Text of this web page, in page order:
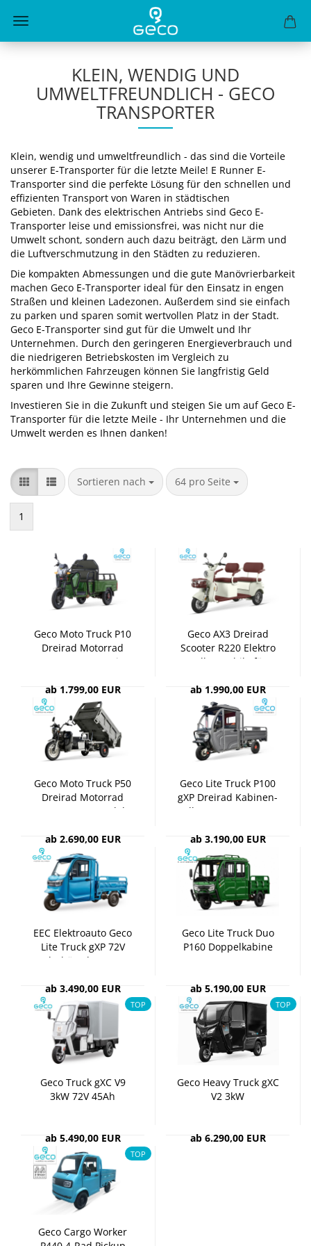
KLEIN, WENDIG UND
UMWELTFREUNDLICH - GECO
TRANSPORTER
Klein, wendig und umweltfreundlich - das sind die Vorteile
unserer E-Transporter für die letzte Meile! E Runner E-
Transporter sind die perfekte Lösung für den schnellen und
effizienten Transport von Waren in städtischen
Gebieten. Dank des elektrischen Antriebs sind Geco E-
Transporter leise und emissionsfrei, was nicht nur die
Umwelt schont, sondern auch dazu beiträgt, den Lärm und
die Luftverschmutzung in den Städten zu reduzieren.
Die kompakten Abmessungen und die gute Manövrierbarkeit
machen Geco E-Transporter ideal für den Einsatz in engen
Straßen und kleinen Ladezonen. Außerdem sind sie einfach
zu parken und sparen somit wertvollen Platz in der Stadt.
Geco E-Transporter sind gut für die Umwelt und Ihr
Unternehmen. Durch den geringeren Energieverbrauch und
die niedrigeren Betriebskosten im Vergleich zu
herkömmlichen Fahrzeugen können Sie langfristig Geld
sparen und Ihre Gewinne steigern.
Investieren Sie in die Zukunft und steigen Sie um auf Geco E-
Transporter für die letzte Meile - Ihr Unternehmen und die
Umwelt werden es Ihnen danken!
Sortieren nach
Sortieren nach 64 pro Seite
pro Seite
1
Geco Moto Truck P10
Drei­rad Mo­tor­rad
Cargo TUK TUK Kip­
ab 1.799,00 EUR
Geco AX3 Drei­rad
Scoo­ter R220 Elek­tro
Rol­ler Mo­bi­le für
ab 1.990,00 EUR
Geco Moto Truck P50
Drei­rad Mo­tor­rad
Cargo TUK TUK Elek­
3000W
ab 2.690,00 EUR
Geco Lite Truck P100
gXP Drei­rad Ka­bi­nen­
rol­ler Cargo TUK TUK
ab 3.190,00 EUR
EEC Elek­tro­au­to Geco
Lite Truck gXP 72V
Po­l­ar­bär Ultra AGM
ab 3.490,00 EUR
Geco Lite Truck Duo
P160 Dop­pel­ka­bi­ne
ab 5.190,00 EUR
TOP
Geco Truck gXC V9
3kW 72V 45Ah
ab 5.490,00 EUR
TOP
Geco Heavy Truck gXC
V2 3kW
ab 6.290,00 EUR
TOP
Geco Cargo Wor­ker